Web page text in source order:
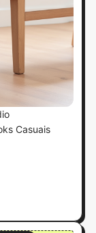
Casuais